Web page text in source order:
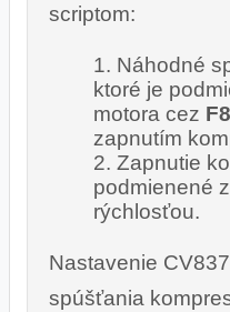
scriptom:
Náhodné
ktoré je
motora cez F8
zapnutím
Zapnutie
podmienené
rýchlosťou.
Nastavenie
spúšťania